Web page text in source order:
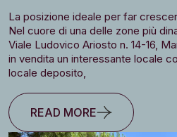
La posizione ideale per far
Nel cuore di una delle zone più
Viale Ludovico Ariosto n. 14-16,
in vendita un interessante locale
locale deposito,
READ MORE